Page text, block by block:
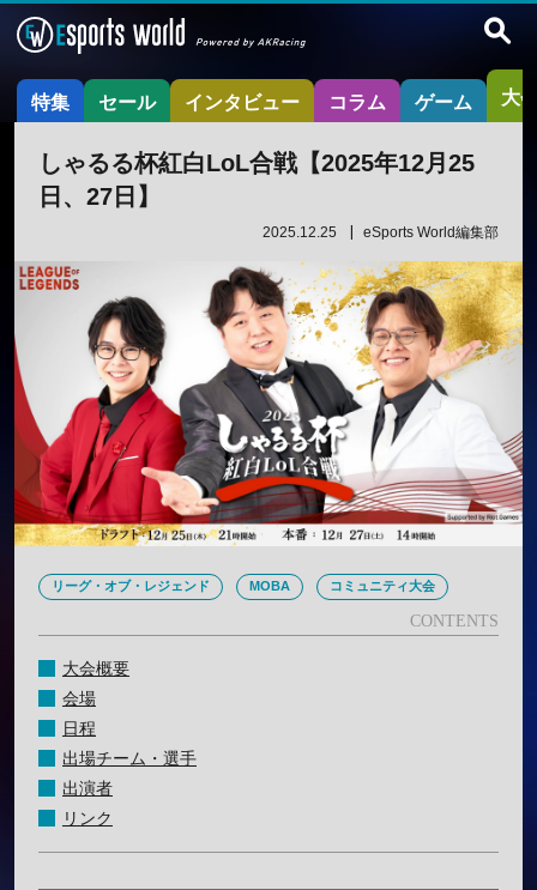
特集 セール インタビュー コラム ゲーム 大
しゃるる杯紅白LoL合戦【2025年12月25
日、27日】
2025.12.25 eSports World編集部
リーグ・オブ・レジェンド MOBA コミュニティ大会
大会概要
会場
日程
出場チーム・選手
出演者
リンク